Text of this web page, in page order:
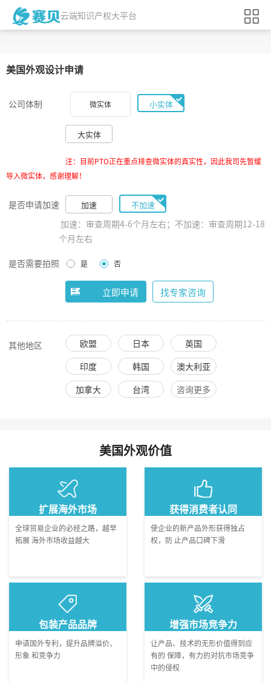
云端知识产权大平台
美国外观设计申请
公司体制 微实体 小实体
大实体
注：目前PTO正在重点排查微实体的真实性，因此我司先暂缓
导入微实体，感谢理解！
是否申请加速 加速 不加速
加速：审查周期4-6个月左右；不加速：审查周期12-18
个月左右
是否需要拍照 是 否
立即申请 找专家咨询
其他地区 欧盟 日本
英国
印度
韩国
澳大利亚
加拿大
台湾 咨询更多
美国外观价值
扩展海外市场
全球贸易企业的必经之路，越早
拓展 海外市场收益越大
获得消费者认同
使企业的新产品外形获得独占
权，防 止产品口碑下滑
包装产品品牌
申请国外专利，提升品牌溢价、
形象 和竞争力
增强市场竞争力
让产品、技术的无形价值得到应
有的 保障，有力的对抗市场竞争
中的侵权